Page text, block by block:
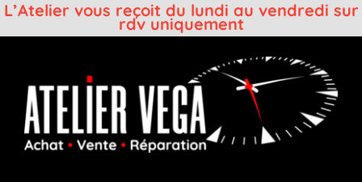
L’Atelier vous reçoit du lundi au vendredi sur
rdv uniquement
contenu